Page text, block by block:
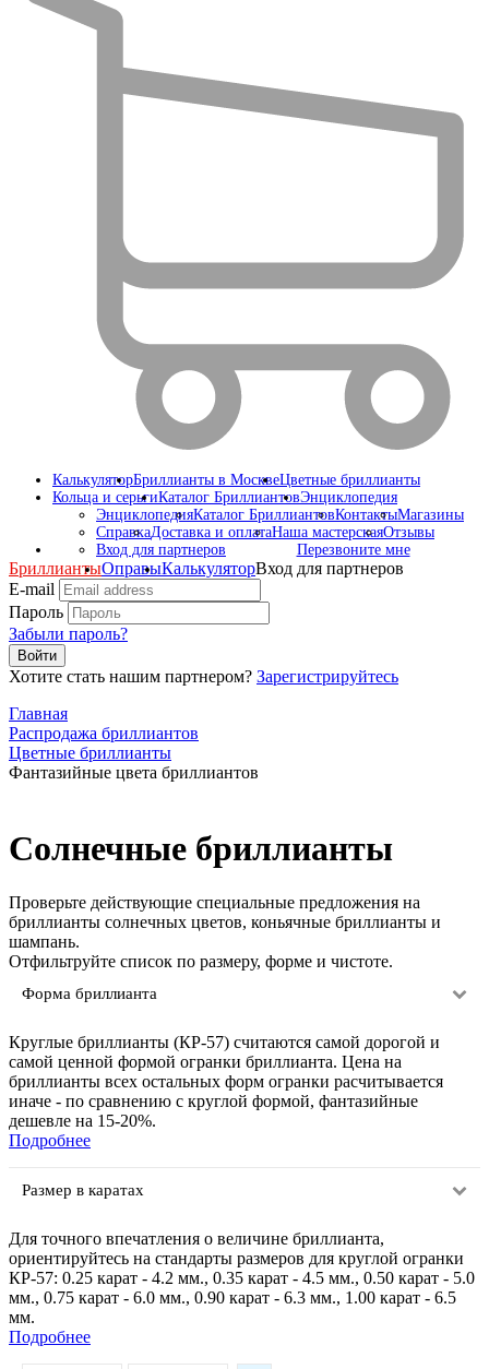
КалькуляторБриллианты в МосквеЦветные бриллианты
Кольца и серьгиКаталог БриллиантовЭнциклопедия
ЭнциклопедияКаталог БриллиантовКонтактыМагазины
СправкаДоставка и оплатаНаша мастерскаяОтзывы
Вход для партнеров
Перезвоните мне
БриллиантыОправыКалькуляторВход для партнеров
E-mail
Пароль
Забыли пароль?
Войти
Хотите стать нашим партнером? Зарегистрируйтесь
Главная
Распродажа бриллиантов
Цветные бриллианты
Фантазийные цвета бриллиантов
Солнечные бриллианты
Проверьте действующие специальные предложения на
бриллианты солнечных цветов, коньячные бриллианты и
шампань.
Отфильтруйте список по размеру, форме и чистоте.
Форма бриллианта
Круглые бриллианты (КР-57) считаются самой дорогой и
самой ценной формой огранки бриллианта. Цена на
бриллианты всех остальных форм огранки расчитывается
иначе - по сравнению с круглой формой, фантазийные
дешевле на 15-20%.
Подробнее
Размер в каратах
Для точного впечатления о величине бриллианта,
ориентируйтесь на стандарты размеров для круглой огранки
КР-57: 0.25 карат - 4.2 мм., 0.35 карат - 4.5 мм., 0.50 карат - 5.0
мм., 0.75 карат - 6.0 мм., 0.90 карат - 6.3 мм., 1.00 карат - 6.5
мм.
Подробнее